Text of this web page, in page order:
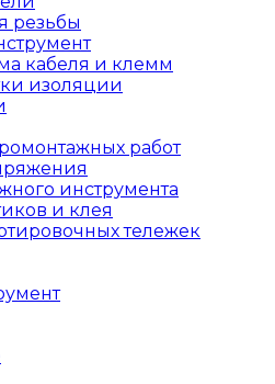
резьбы
кабеля и клемм
изоляции
работ
инструмента
и клея
тележек